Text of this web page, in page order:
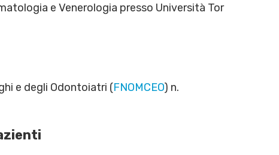
e Venerologia presso Università Tor
e degli Odontoiatri (FNOMCEO) n.